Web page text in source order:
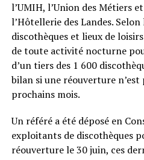
l’UMIH, l’Union des Métiers
l’Hôtellerie des Landes.
discothèques et lieux de
de toute activité nocturne
d’un tiers des 1 600
bilan si une réouverture n’est
prochains mois.
Un référé a été déposé en
exploitants de discothèques
réouverture le 30 juin, ces